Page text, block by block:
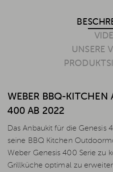
UNSERE
WEBER BBQ-KITCHEN
400 AB 2022
Das Anbaukit für die Genesis
seine BBQ Kitchen
Weber Genesis 400 Serie zu
Grillküche optimal zu